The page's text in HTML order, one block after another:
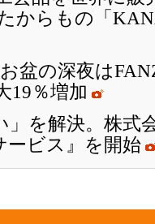
たからもの「
盆の深夜は
19％増加
」を解決。株式
ービス』を開始